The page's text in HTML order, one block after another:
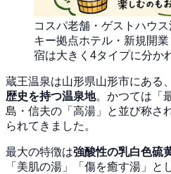
コスパ老舗・ゲストハウ
キー拠点ホテル・新規開
宿は大きく4タイプに分か
蔵王温泉は山形県山形市にある、
歴史を持つ温泉地。かつては「
島・信夫の「高湯」と並び称さ
られてきました。
最大の特徴は強酸性の乳白色硫
「美肌の湯」「傷を癒す湯」